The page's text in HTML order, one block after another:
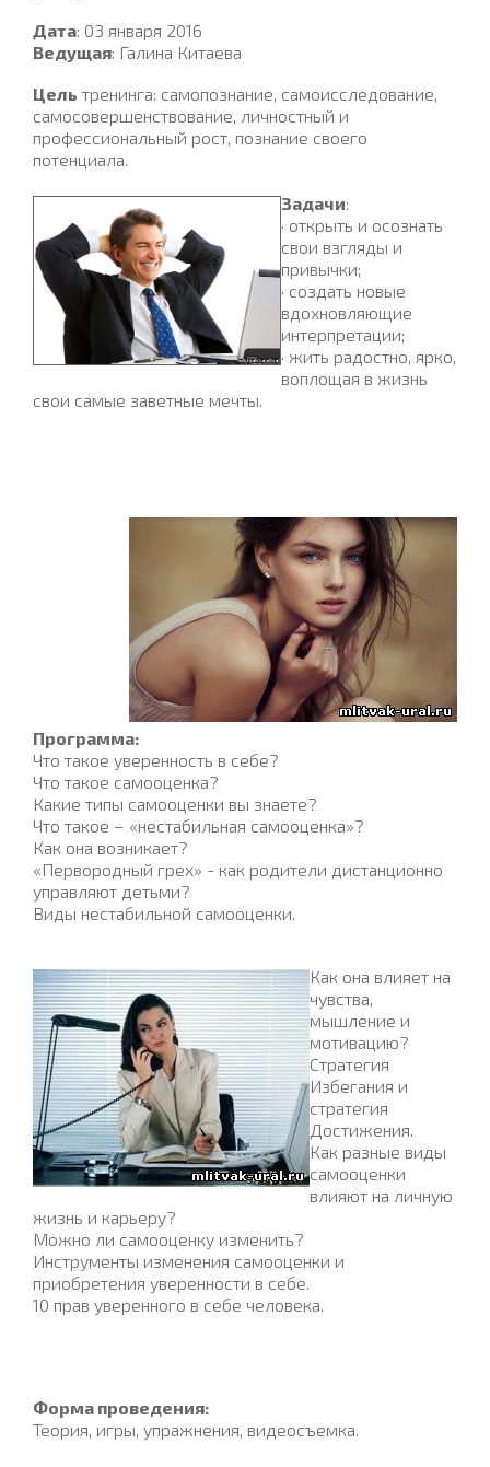
Дата: 03 января 2016
Ведущая: Галина Китаева
Цель тренинга: самопознание, самоисследование,
самосовершенствование, личностный и
профессиональный рост, познание своего
потенциала.
Задачи:
· открыть и осознать
свои взгляды и
привычки;
· создать новые
вдохновляющие
интерпретации;
· жить радостно, ярко,
воплощая в жизнь
свои самые заветные мечты.
Программа:
Что такое уверенность в себе?
Что такое самооценка?
Какие типы самооценки вы знаете?
Что такое – «нестабильная самооценка»?
Как она возникает?
«Первородный грех» - как родители дистанционно
управляют детьми?
Виды нестабильной самооценки.
Как она влияет на
чувства,
мышление и
мотивацию?
Стратегия
Избегания и
стратегия
Достижения.
Как разные виды
самооценки
влияют на личную
жизнь и карьеру?
Можно ли самооценку изменить?
Инструменты изменения самооценки и
приобретения уверенности в себе.
10 прав уверенного в себе человека.
Форма проведения:
Теория, игры, упражнения, видеосъемка.